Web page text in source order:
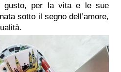
gusto, per la vita e le sue
sotto il segno dell’amore,